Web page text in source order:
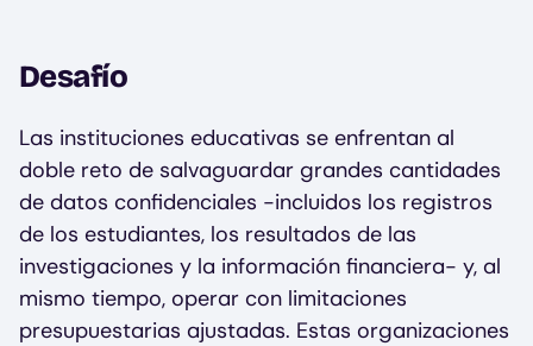
Desafío
Las instituciones educativas se enfrentan al
doble reto de salvaguardar grandes cantidades
de datos confidenciales -incluidos los registros
de los estudiantes, los resultados de las
investigaciones y la información financiera- y, al
mismo tiempo, operar con limitaciones
presupuestarias ajustadas. Estas organizaciones